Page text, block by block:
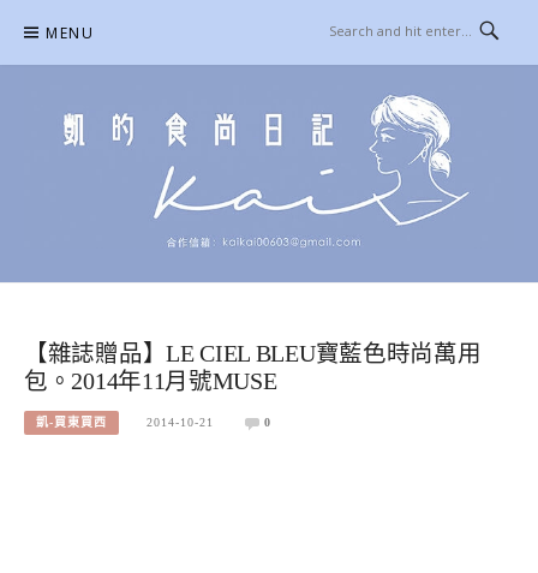
content
MENU
【雜誌贈品】LE CIEL BLEU寶藍色時尚萬用
包。2014年11月號MUSE
凱-買東買西 2014-10-21 0